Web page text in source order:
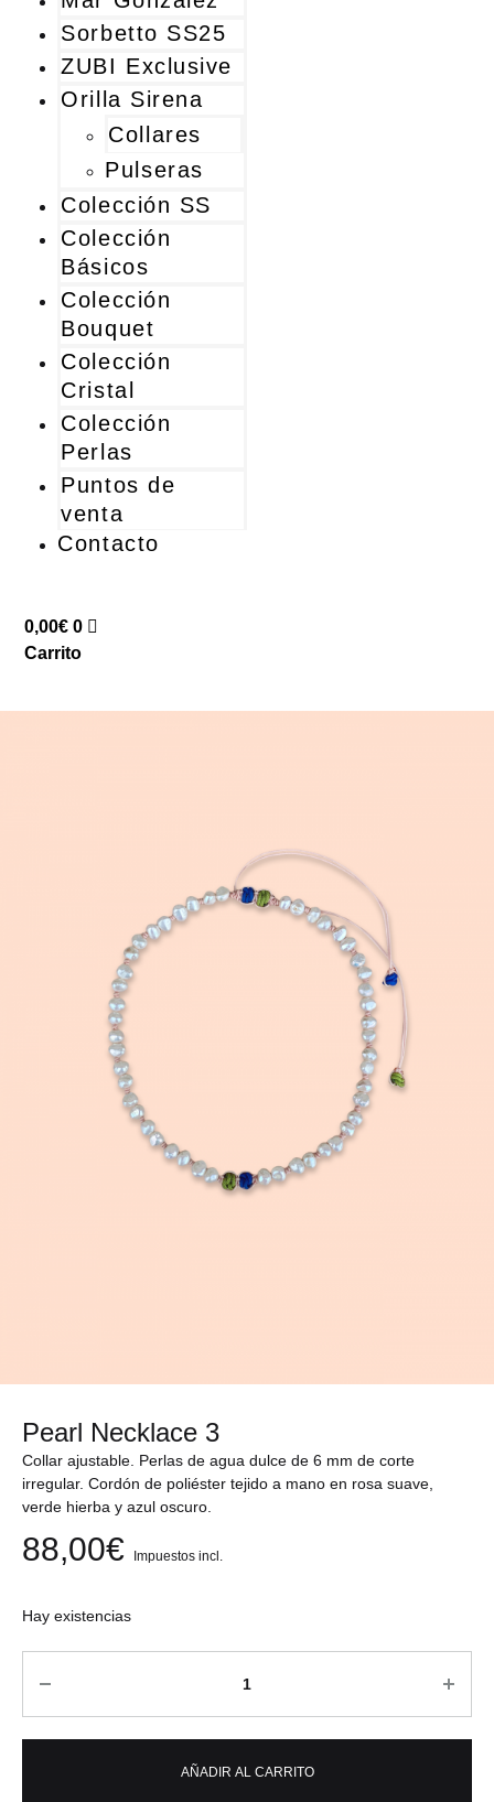
Sorbetto SS25
ZUBI Exclusive
Orilla Sirena
Collares
Pulseras
Colección SS
Colección
Básicos
Colección
Bouquet
Colección
Cristal
Colección
Perlas
Puntos de
venta
Contacto
0,00€ 0
Carrito
Pearl Necklace 3
Collar ajustable. Perlas de agua dulce de 6 mm de corte
irregular. Cordón de poliéster tejido a mano en rosa suave,
verde hierba y azul oscuro.
88,00€ Impuestos incl.
Hay existencias
AÑADIR AL CARRITO